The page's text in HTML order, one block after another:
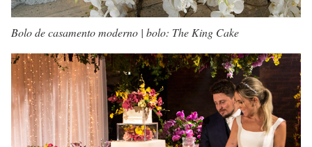
Bolo de casamento moderno | bolo: The King Cake